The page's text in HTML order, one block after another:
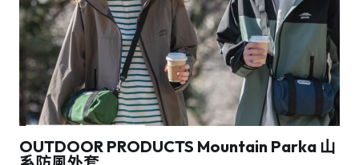
OUTDOOR PRODUCTS Mountain Parka 山